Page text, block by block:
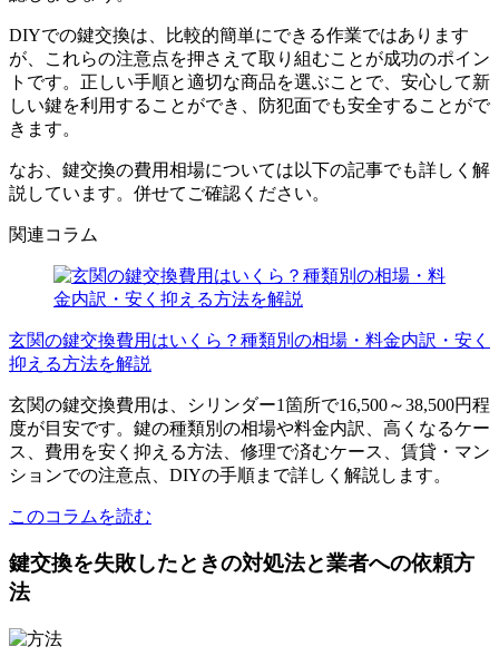
DIYでの鍵交換は、比較的簡単にできる作業ではあります
が、これらの注意点を押さえて取り組むことが成功のポイン
トです。正しい手順と適切な商品を選ぶことで、安心して新
しい鍵を利用することができ、防犯面でも安全することがで
きます。
なお、鍵交換の費用相場については以下の記事でも詳しく解
説しています。併せてご確認ください。
関連コラム
玄関の鍵交換費用はいくら？種類別の相場・料金内訳・安く
抑える方法を解説
玄関の鍵交換費用は、シリンダー1箇所で16,500～38,500円程
度が目安です。鍵の種類別の相場や料金内訳、高くなるケー
ス、費用を安く抑える方法、修理で済むケース、賃貸・マン
ションでの注意点、DIYの手順まで詳しく解説します。
このコラムを読む
鍵交換を失敗したときの対処法と業者への依頼方
法